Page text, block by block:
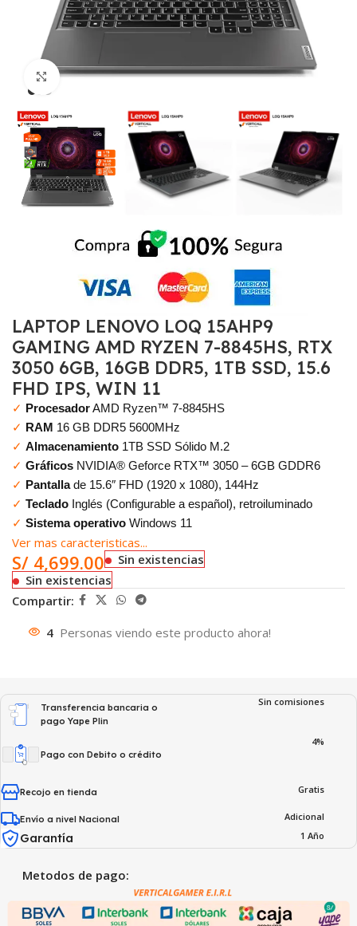
Click to enlarge
LAPTOP LENOVO LOQ 15AHP9
GAMING AMD RYZEN 7-8845HS, RTX
3050 6GB, 16GB DDR5, 1TB SSD, 15.6
FHD IPS, WIN 11
✓ ProcesadorAMD Ryzen™ 7-8845HS
✓ RAM 16 GB DDR5 5600MHz
✓ Almacenamiento 1TB SSD Sólido M.2
✓ Gráficos NVIDIA® Geforce RTX™ 3050 – 6GB GDDR6
✓ Pantallade 15.6″ FHD (1920 x 1080), 144Hz
✓ Teclado Inglés (Configurable a español), retroiluminado
✓ Sistema operativo Windows 11
Ver mas caracteristicas...
S/ 4,699.00
Sin existencias
Sin existencias
Compartir:
4 Personas viendo este producto ahora!
Transferencia bancaria o
pago Yape Plin
Sin comisiones
Pago con Debito o crédito
4%
Recojo en tienda Gratis
Envío a nivel Nacional Adicional
Garantía 1 Año
Metodos de pago: